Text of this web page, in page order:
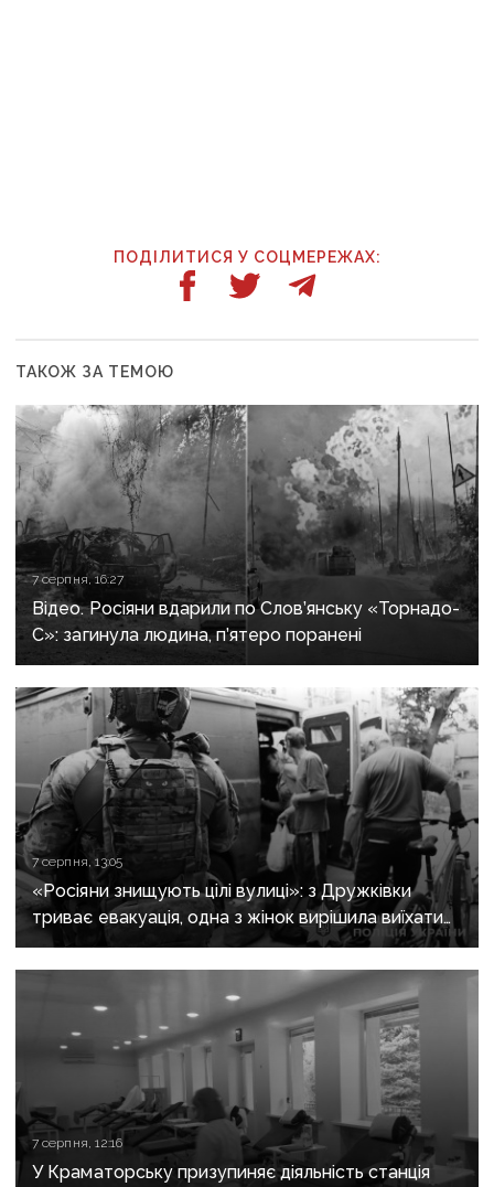
ПОДІЛИТИСЯ У СОЦМЕРЕЖАХ:
ТАКОЖ ЗА ТЕМОЮ
7 серпня, 16:27
Відео. Росіяни вдарили по Слов’янську «Торнадо-
С»: загинула людина, п’ятеро поранені
7 серпня, 13:05
«Росіяни знищують цілі вулиці»: з Дружківки
триває евакуація, одна з жінок вирішила виїхати
після загибелі чоловіка
7 серпня, 12:16
У Краматорську призупиняє діяльність станція